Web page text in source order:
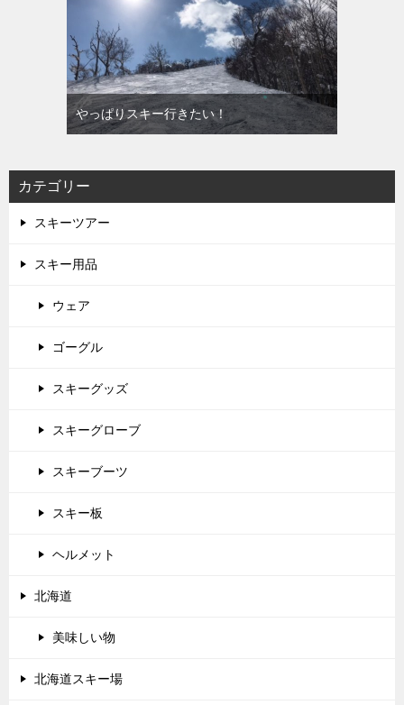
やっぱりスキー行きたい！
カテゴリー
スキーツアー
スキー用品
ウェア
ゴーグル
スキーグッズ
スキーグローブ
スキーブーツ
スキー板
ヘルメット
北海道
美味しい物
北海道スキー場